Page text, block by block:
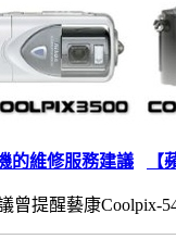
的維修服務建議 【
曾提醒藝康Coolpix-